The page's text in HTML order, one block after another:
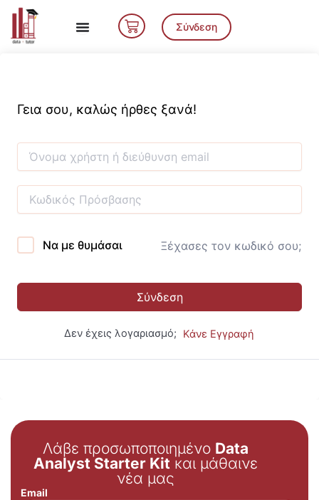
Μετάβαση
περιεχόμενο
Cart Σύνδεση
Γεια σου, καλώς ήρθες ξανά!
Να με θυμάσαι Ξέχασες τον κωδικό σου;
Σύνδεση
Δεν έχεις λογαριασμό; Κάνε Εγγραφή
Λάβε προσωποποιημένο Data
Analyst Starter Kit και μάθαινε
νέα μας
Email